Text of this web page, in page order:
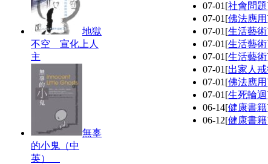
地獄
不空 宣化上人
主
無辜
的小鬼（中
英）
07-01 [社會問題
07-01 [佛法應用
07-01 [生活藝術
07-01 [生活藝術
07-01 [生活藝術
07-01 [出家人
07-01 [佛法應用
07-01 [生死輪迴
06-14[健康書籍
06-12[健康書籍